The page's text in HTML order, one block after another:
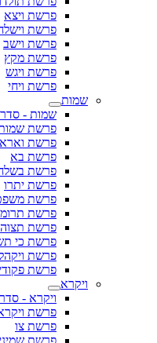
פרשת ויצא
פרשת
פרשת וישב
פרשת מקץ
פרשת ויגש
פרשת ויחי
שמות
שמות -
פרשת
פרשת וארא
פרשת בא
פרשת
פרשת יתרו
פרשת
פרשת
פרשת תצוה
פרשת כי
פרשת
פרשת
ויקרא
ויקרא -
פרשת
פרשת צו